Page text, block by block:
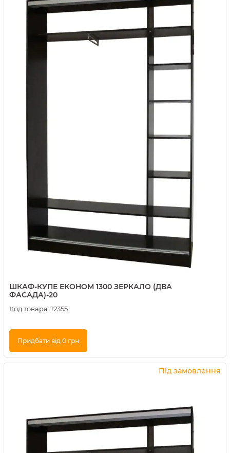
ШКАФ-КУПЕ ЕКОНОМ 1300 ЗЕРКАЛО (ДВА
ФАСАДА)-20
Код товара: 12355
Придбати від 0 грн
Купити в 1 клік
Під замовлення